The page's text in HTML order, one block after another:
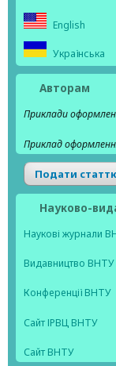
English
Українська
Авторам
Приклади
Приклад
Подати
Науково-
Наукові журнали
Видавництво ВНТУ
Конференції ВНТУ
Сайт ІРВЦ ВНТУ
Сайт ВНТУ